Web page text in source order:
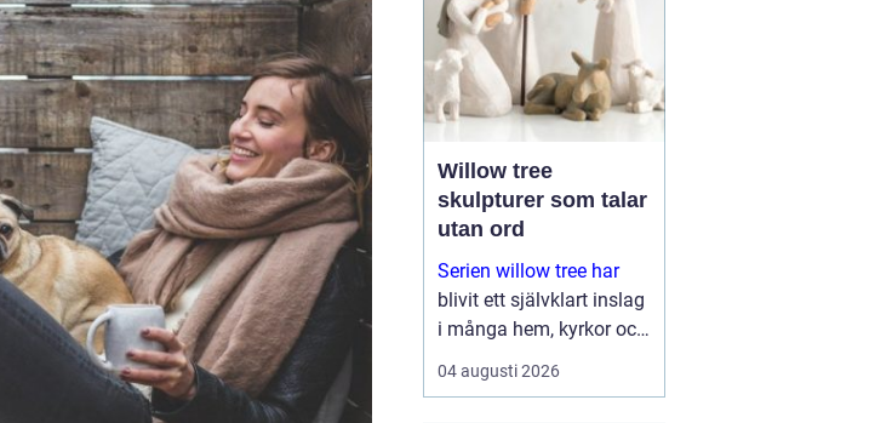
Willow tree
skulpturer som talar
utan ord
Serien willow tree har
blivit ett självklart inslag
i många hem, kyrkor och
arbetsrum. De stilla
figurerna utan ansikten
04 augusti 2026